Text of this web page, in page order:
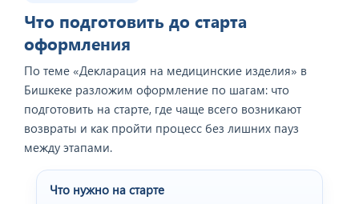
Что подготовить до старта
оформления
По теме «Декларация на медицинские изделия» в
Бишкеке разложим оформление по шагам: что
подготовить на старте, где чаще всего возникают
возвраты и как пройти процесс без лишних пауз
между этапами.
Что нужно на старте